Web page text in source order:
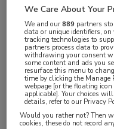
De werkelijke
kan niet worden
Aandachtsgebieden:
Hoofdpijn
Tags:
migraine,
We Care About Your
We and our889 partners
data or unique identifiers, on
tracking technologies to
partners process data to
withdrawing your consent
some content and ads you
resurface this menu to
time by clicking the Manage
webpage [or the floating
applicable]. Your choices
details, refer to our Privacy
Would you rather not? Then
cookies, these do not record